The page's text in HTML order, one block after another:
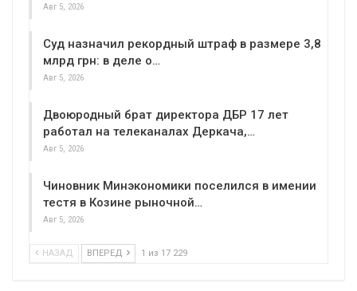
Авг 5, 2026
Суд назначил рекордный штраф в размере 3,8
млрд грн: в деле о…
Авг 5, 2026
Двоюродный брат директора ДБР 17 лет
работал на телеканалах Деркача,…
Авг 5, 2026
Чиновник Минэкономики поселился в имении
тестя в Козине рыночной…
Авг 5, 2026
НАЗАД ВПЕРЕД 1 из 17 229